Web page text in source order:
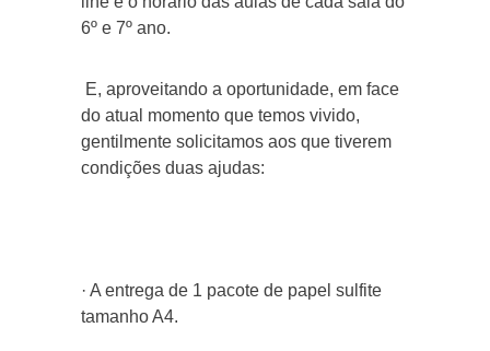
6º e 7º ano.
E, aproveitando a oportunidade, em face
do atual momento que temos vivido,
gentilmente solicitamos aos que tiverem
condições duas ajudas:
· A entrega de 1 pacote de papel sulfite
tamanho A4.